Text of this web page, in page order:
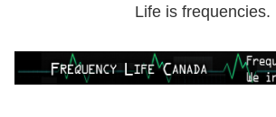
Life is frequencies.